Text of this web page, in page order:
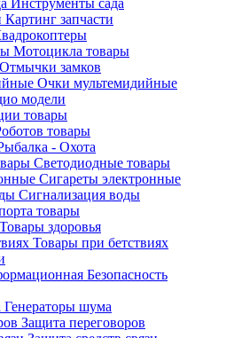
Инструменты сада
Картинг запчасти
Мотоцикла товары
Отмычки замков
Очки мультемидийные
модели
товары
товары
- Охота
Светодиодные товары
Сигареты электронные
Сигнализация воды
товары
Товары здоровья
Товары при бетствиях
Безопасность
Генераторы шума
Защита переговоров